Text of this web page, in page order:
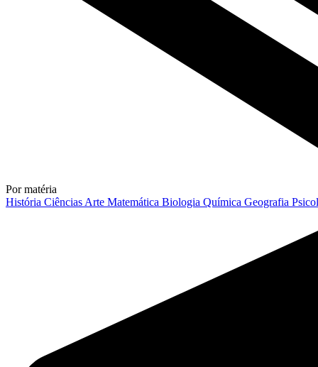
Por matéria
História Ciências Arte Matemática Biologia Química Geografia